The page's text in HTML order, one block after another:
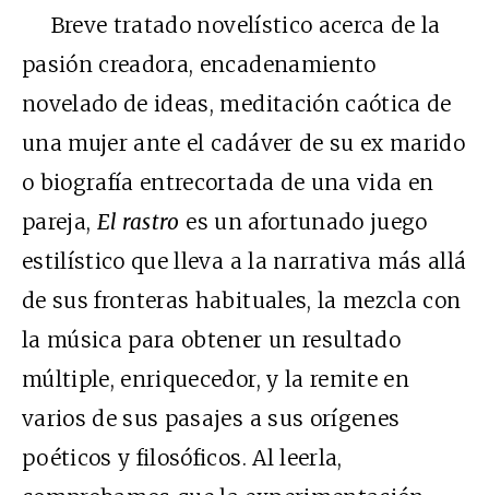
Breve tratado novelístico acerca de la
pasión creadora, encadenamiento
novelado de ideas, meditación caótica de
una mujer ante el cadáver de su ex marido
o biografía entrecortada de una vida en
pareja, El rastro es un afortunado juego
estilístico que lleva a la narrativa más allá
de sus fronteras habituales, la mezcla con
la música para obtener un resultado
múltiple, enriquecedor, y la remite en
varios de sus pasajes a sus orígenes
poéticos y filosóficos. Al leerla,